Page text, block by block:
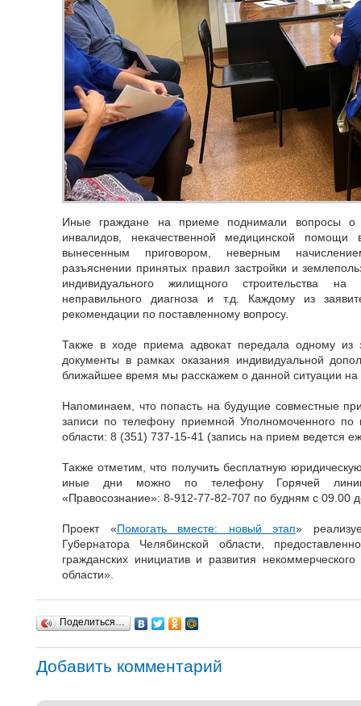
Иные граждане на приеме поднимали вопросы о
инвалидов, некачественной медицинской
вынесенным приговором, неверным
разъяснении принятых правил застройки и
индивидуального жилищного строительства на
неправильного диагноза и т.д. Каждому из
рекомендации по поставленному вопросу.
Также в ходе приема адвокат передала одному из
документы в рамках оказания индивидуальной
ближайшее время мы расскажем о данной ситуации
Напоминаем, что попасть на будущие совместные
записи по телефону приемной Уполномоченного по
области: 8 (351) 737-15-41 (запись на прием ведется
Также отметим, что получить бесплатную
иные дни можно по телефону Горячей линии
«Правосознание»: 8-912-77-82-707 по будням с 09.00
Проект «Помогать вместе: новый этап»
Губернатора Челябинской области,
гражданских инициатив и развития
области».
Поделиться…
Добавить комментарий